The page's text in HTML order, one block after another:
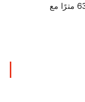
برج مراقبة بارتفاع 634 مترًا مع